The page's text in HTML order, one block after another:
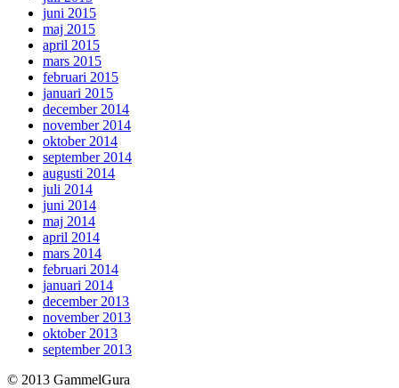
juni 2015
maj 2015
april 2015
mars 2015
februari 2015
januari 2015
december 2014
november 2014
oktober 2014
september 2014
augusti 2014
juli 2014
juni 2014
maj 2014
april 2014
mars 2014
februari 2014
januari 2014
december 2013
november 2013
oktober 2013
september 2013
© 2013 GammelGura